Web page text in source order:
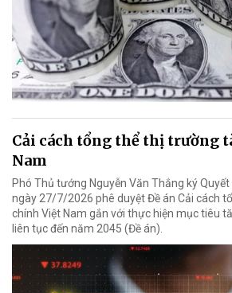
Cải cách tổng thể thị trường
Nam
Phó Thủ tướng Nguyễn Văn Thắng ký
ngày 27/7/2026 phê duyệt Đề án Cải cách
chính Việt Nam gắn với thực hiện mục tiêu
liên tục đến năm 2045 (Đề án).